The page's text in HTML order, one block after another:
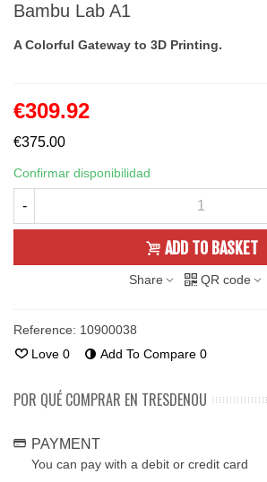
Bambu Lab A1
A Colorful Gateway to 3D Printing.
€309.92
€375.00
Confirmar disponibilidad
-
ADD TO BASKET
Share QR code
Reference: 10900038
Love 0 Add To Compare 0
POR QUÉ COMPRAR EN TRESDENOU
PAYMENT
You can pay with a debit or credit card